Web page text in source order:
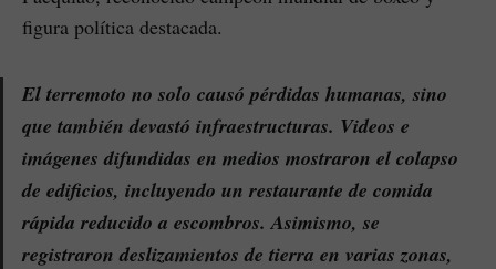
figura política destacada.
El terremoto no solo causó pérdidas humanas, sino
que también devastó infraestructuras. Videos e
imágenes difundidas en medios mostraron el colapso
de edificios, incluyendo un restaurante de comida
rápida reducido a escombros. Asimismo, se
registraron deslizamientos de tierra en varias zonas,